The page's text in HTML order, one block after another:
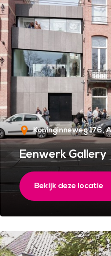
Koninginneweg 176
Eenwerk Gallery
Bekijk deze locatie